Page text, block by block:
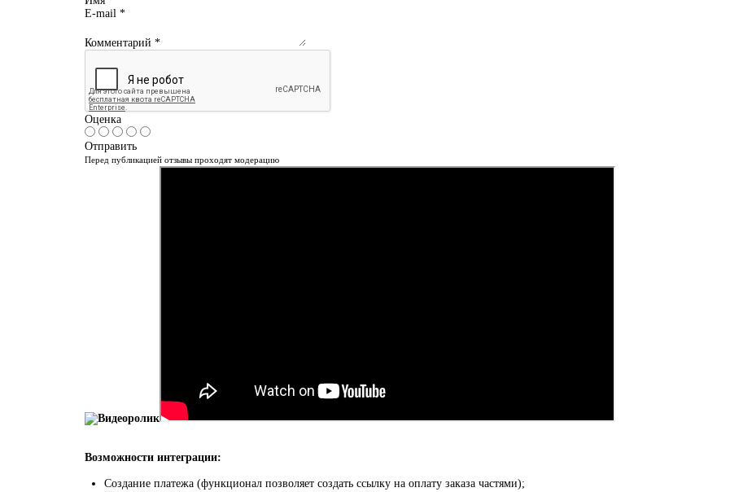
E-mail *
Комментарий *
Оценка
Отправить
Перед публикацией отзывы проходят модерацию
Возможности интеграции:
Создание платежа (функционал позволяет создать ссылку на оплату заказа частями);